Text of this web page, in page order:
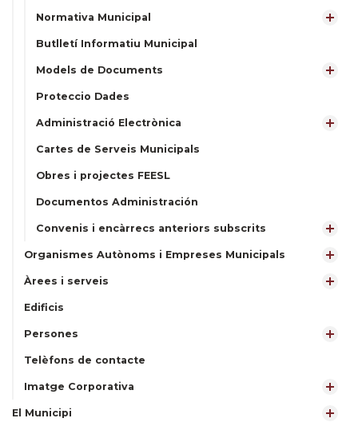
Normativa Municipal
Butlletí Informatiu Municipal
Models de Documents
Proteccio Dades
Administració Electrònica
Cartes de Serveis Municipals
Obres i projectes FEESL
Documentos Administración
Convenis i encàrrecs anteriors subscrits
Organismes Autònoms i Empreses Municipals
Àrees i serveis
Edificis
Persones
Telèfons de contacte
Imatge Corporativa
El Municipi